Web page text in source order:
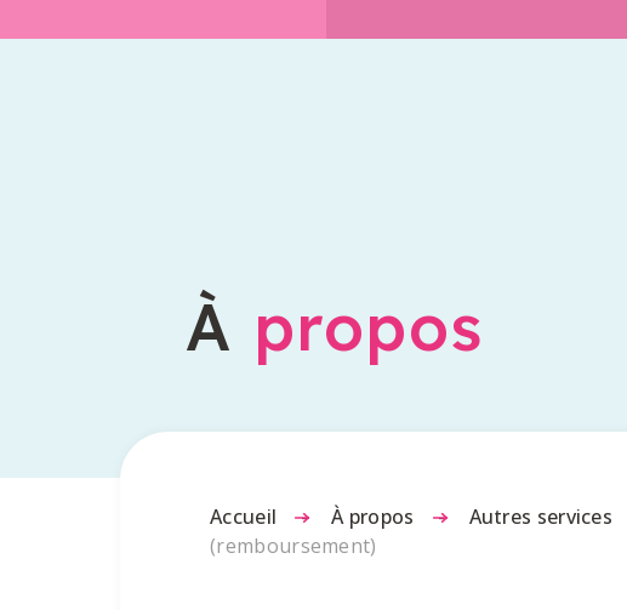
À propos
Accueil - À propos - Autres services
(remboursement)